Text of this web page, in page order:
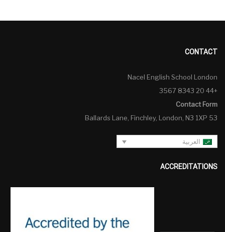
CONTACT
Nacel English School London
+44 20 8343 3567
Contact Form
53 Ballards Lane, Finchley, London, N3 1XP
العربية
ACCREDITATIONS